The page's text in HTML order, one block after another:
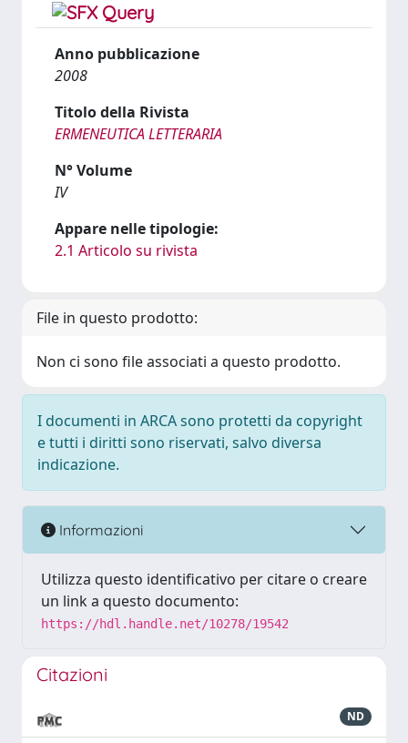
Anno pubblicazione
2008
Titolo della Rivista
ERMENEUTICA LETTERARIA
N° Volume
IV
Appare nelle tipologie:
2.1 Articolo su rivista
File in questo prodotto:
Non ci sono file associati a questo prodotto.
I documenti in ARCA sono protetti da copyright
e tutti i diritti sono riservati, salvo diversa
indicazione.
Informazioni
Utilizza questo identificativo per citare o creare
un link a questo documento:
https://hdl.handle.net/10278/19542
Citazioni
ND